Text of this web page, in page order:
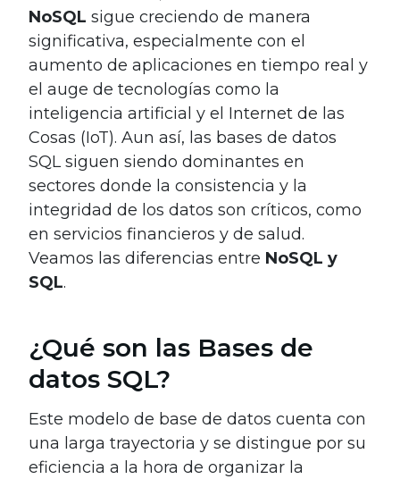
NoSQL sigue creciendo de manera
significativa, especialmente con el
aumento de aplicaciones en tiempo real y
el auge de tecnologías como la
inteligencia artificial y el Internet de las
Cosas (IoT). Aun así, las bases de datos
SQL siguen siendo dominantes en
sectores donde la consistencia y la
integridad de los datos son críticos, como
en servicios financieros y de salud.
Veamos las diferencias entre NoSQL y
SQL.
¿Qué son las Bases de
datos SQL?
Este modelo de base de datos cuenta con
una larga trayectoria y se distingue por su
eficiencia a la hora de organizar la